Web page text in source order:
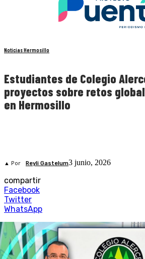
Noticias Hermosillo
Estudiantes de Colegio
proyectos sobre retos
en Hermosillo
▲ Por Reyli Gastelum3 junio, 2026
compartir
Facebook
Twitter
WhatsApp